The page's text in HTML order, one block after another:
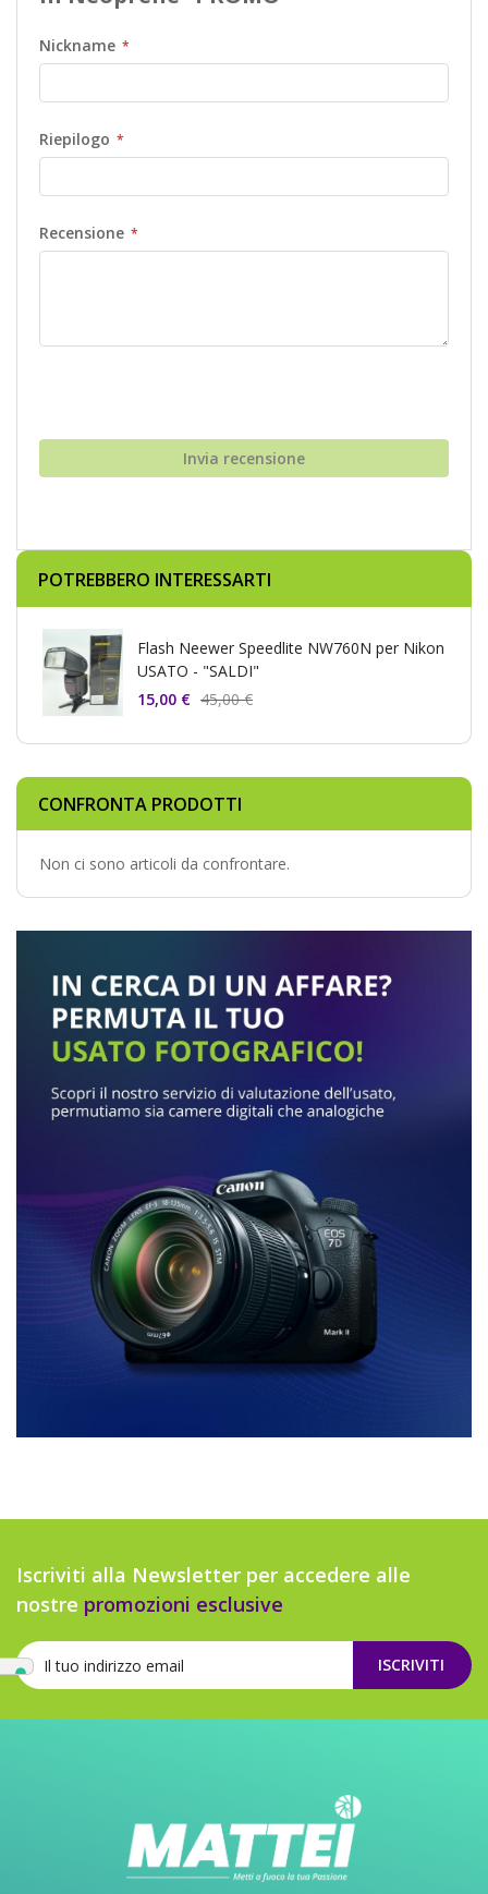
Nickname
Riepilogo
Recensione
Invia recensione
POTREBBERO INTERESSARTI
Flash Neewer Speedlite NW760N per Nikon
USATO - "SALDI"
15,00 € 45,00 €
CONFRONTA PRODOTTI
Non ci sono articoli da confrontare.
Iscriviti alla Newsletter per accedere alle
nostre promozioni esclusive
ISCRIVITI